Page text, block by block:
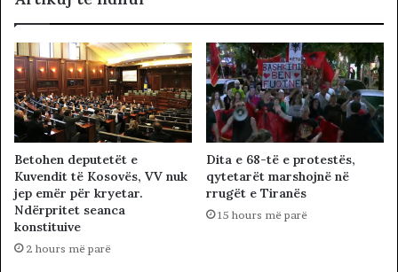
Betohen deputetët e
Kuvendit të Kosovës, VV nuk
jep emër për kryetar.
Ndërpritet seanca
konstituive
2 hours më parë
Dita e 68-të e protestës,
qytetarët marshojnë në
rrugët e Tiranës
15 hours më parë